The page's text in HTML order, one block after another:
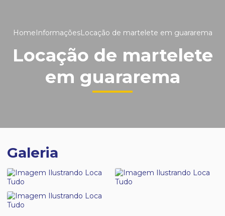
HomeInformaçõesLocação de martelete em guararema
Locação de martelete
em guararema
Galeria